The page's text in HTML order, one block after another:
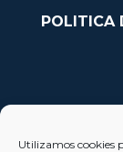
Utilizamos cookies
POLITICA